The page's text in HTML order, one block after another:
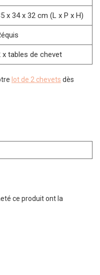
x 34 x 32 cm (L x P x H)
x tables de chevet
lot de 2 chevets dès
ce produit ont la